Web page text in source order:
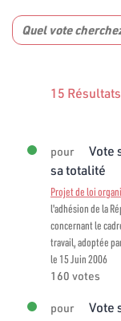
15 Résultats
pour
Vote
sa totalité
Projet de loi
l'adhésion de la
concernant le
travail, adoptée
le 15 Juin 2006
160 votes
pour
Vote